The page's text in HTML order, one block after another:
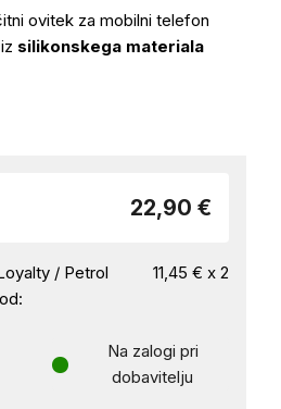
ovitek za mobilni telefon
iz silikonskega materiala
22,90 €
/ Petrol
11,45 € x 2
Na zalogi pri
dobavitelju